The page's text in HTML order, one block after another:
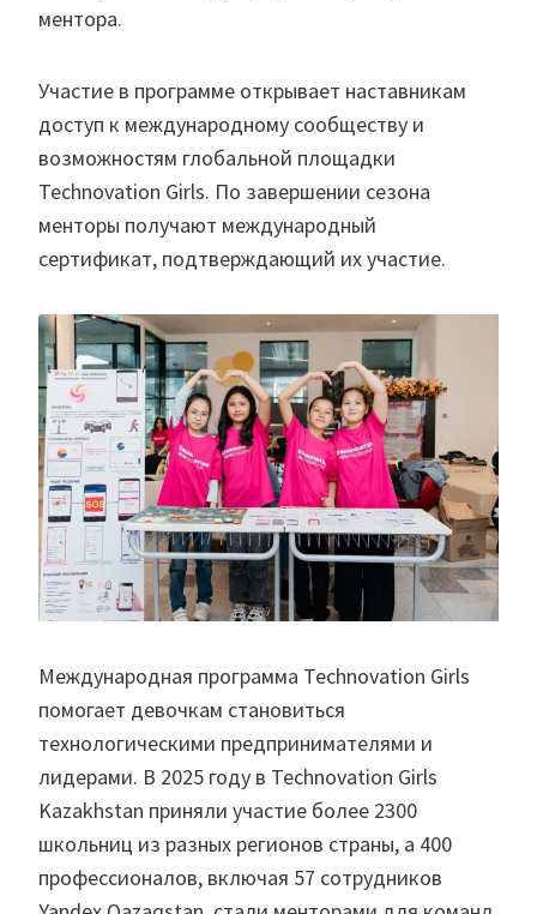
ментора.
Участие в программе открывает наставникам
доступ к международному сообществу и
возможностям глобальной площадки
Technovation Girls. По завершении сезона
менторы получают международный
сертификат, подтверждающий их участие.
Международная программа Technovation Girls
помогает девочкам становиться
технологическими предпринимателями и
лидерами. В 2025 году в Technovation Girls
Kazakhstan приняли участие более 2300
школьниц из разных регионов страны, а 400
профессионалов, включая 57 сотрудников